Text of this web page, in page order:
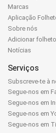
Marcas
Aplicação
Sobre nós
Adicionar folheto
Notícias
Serviços
Subscreve-te à
Segue-nos em
Segue-nos em
Segue-nos em
Segue-nos em